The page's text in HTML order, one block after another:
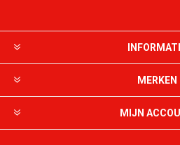
MERKEN
MIJN